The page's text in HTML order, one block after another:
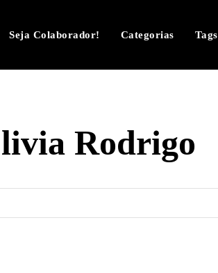
Seja Colaborador! Categorias Tags
Rodrigo